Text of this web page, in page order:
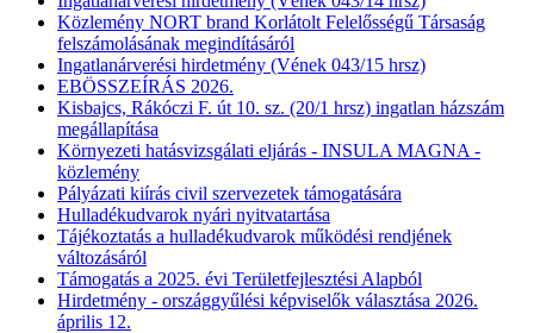
Közlemény NORT brand Korlátolt Felelősségű Társaság
felszámolásának megindításáról
Ingatlanárverési hirdetmény (Vének 043/15 hrsz)
EBÖSSZEÍRÁS 2026.
Kisbajcs, Rákóczi F. út 10. sz. (20/1 hrsz) ingatlan házszám
megállapítása
Környezeti hatásvizsgálati eljárás - INSULA MAGNA -
közlemény
Pályázati kiírás civil szervezetek támogatására
Hulladékudvarok nyári nyitvatartása
Tájékoztatás a hulladékudvarok működési rendjének
változásáról
Támogatás a 2025. évi Területfejlesztési Alapból
Hirdetmény - országgyűlési képviselők választása 2026.
április 12.